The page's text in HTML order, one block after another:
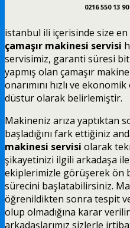
0216 550 13 90
istanbul ili içerisinde size
çamaşır makinesi servisi
servisimiz, garanti süresi
yapmış olan çamaşır
onarımını hızlı ve
düstur olarak belirlemiştir.
Makineniz arıza yaptıktan
başladığını fark ettiğiniz
makinesi servisi olarak
şikayetinizi ilgili arkadaşa
ekiplerimizle görüşerek ön
sürecini başlatabilirsiniz.
öğrenildikten sonra tespit
olup olmadığına karar
arkadaşlarımız sizlerle